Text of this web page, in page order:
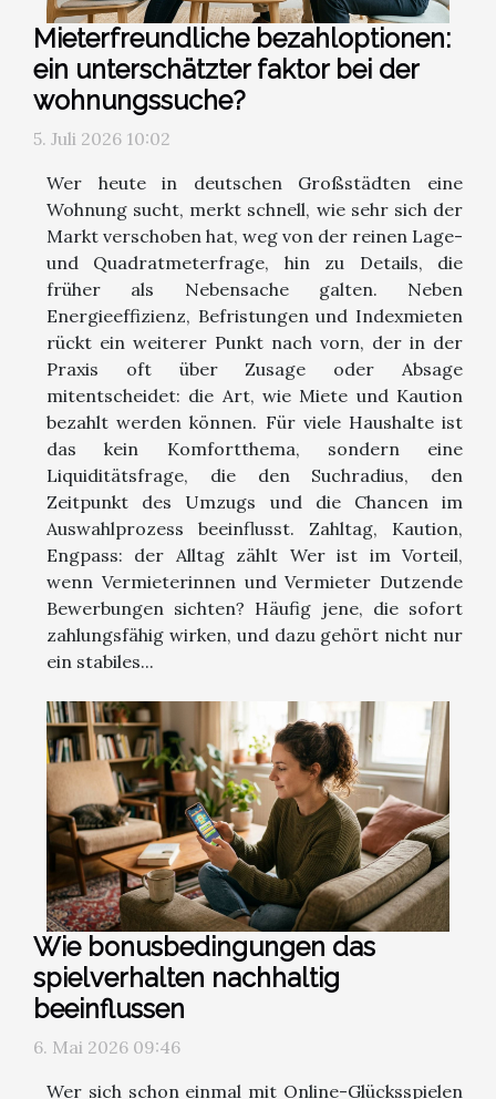
Mieterfreundliche bezahloptionen:
ein unterschätzter faktor bei der
wohnungssuche?
5. Juli 2026 10:02
Wer heute in deutschen Großstädten eine
Wohnung sucht, merkt schnell, wie sehr sich der
Markt verschoben hat, weg von der reinen Lage-
und Quadratmeterfrage, hin zu Details, die
früher als Nebensache galten. Neben
Energieeffizienz, Befristungen und Indexmieten
rückt ein weiterer Punkt nach vorn, der in der
Praxis oft über Zusage oder Absage
mitentscheidet: die Art, wie Miete und Kaution
bezahlt werden können. Für viele Haushalte ist
das kein Komfortthema, sondern eine
Liquiditätsfrage, die den Suchradius, den
Zeitpunkt des Umzugs und die Chancen im
Auswahlprozess beeinflusst. Zahltag, Kaution,
Engpass: der Alltag zählt Wer ist im Vorteil,
wenn Vermieterinnen und Vermieter Dutzende
Bewerbungen sichten? Häufig jene, die sofort
zahlungsfähig wirken, und dazu gehört nicht nur
ein stabiles...
Wie bonusbedingungen das
spielverhalten nachhaltig
beeinflussen
6. Mai 2026 09:46
Wer sich schon einmal mit Online-Glücksspielen